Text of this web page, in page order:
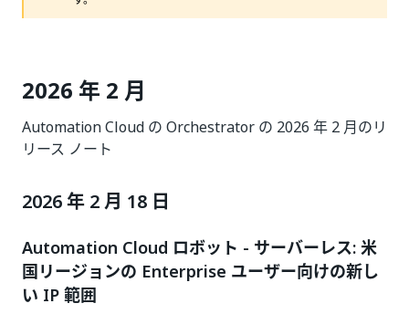
2026 年 2 月
Automation Cloud の Orchestrator の 2026 年 2 月のリ
リース ノート
2026 年 2 月 18 日
Automation Cloud ロボット - サーバーレス: 米
国リージョンの Enterprise ユーザー向けの新し
い IP 範囲